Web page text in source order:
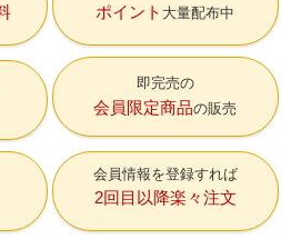
ポイント 大量配布中
即完売の
会員限定商品の販売
会員情報を登録すれば
2回目以降楽々注文